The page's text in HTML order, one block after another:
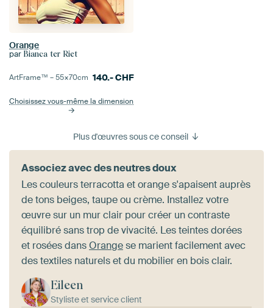
Orange
par Bianca ter Riet
ArtFrame™ –55×70cm 140.-CHF
Choisissez vous-même la dimension
Plus d'œuvres sous ce conseil
Associez avec des neutres doux
Les couleurs terracotta et orange s'apaisent auprès
de tons beiges, taupe ou crème. Installez votre
œuvre sur un mur clair pour créer un contraste
équilibré sans trop de vivacité. Les teintes dorées
et rosées dansOrangese marient facilement avec
des textiles naturels et du mobilier en bois clair.
Eileen
Styliste et service client